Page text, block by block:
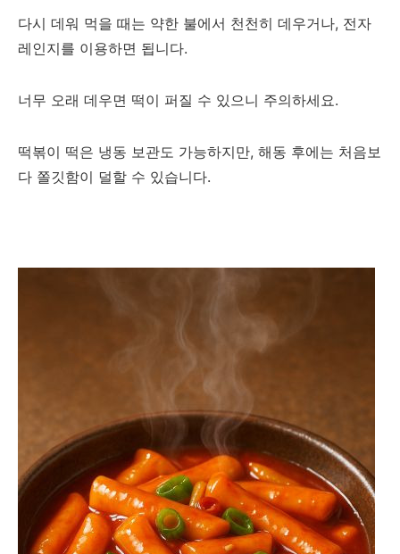
다시 데워 먹을 때는 약한 불에서 천천히 데우거나, 전자
레인지를 이용하면 됩니다.
너무 오래 데우면 떡이 퍼질 수 있으니 주의하세요.
떡볶이 떡은 냉동 보관도 가능하지만, 해동 후에는 처음보
다 쫄깃함이 덜할 수 있습니다.